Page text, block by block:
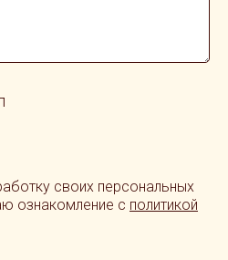
своих персональных
ознакомление с политикой